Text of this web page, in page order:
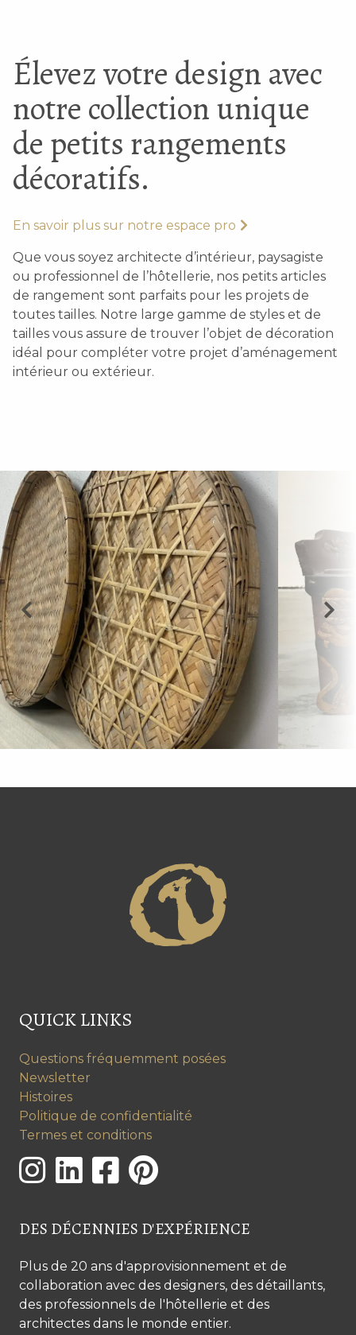
Élevez votre design avec
notre collection unique
de petits rangements
décoratifs.
En savoir plus sur notre espace pro
Que vous soyez architecte d’intérieur, paysagiste
ou professionnel de l’hôtellerie, nos petits articles
de rangement sont parfaits pour les projets de
toutes tailles. Notre large gamme de styles et de
tailles vous assure de trouver l’objet de décoration
idéal pour compléter votre projet d’aménagement
intérieur ou extérieur.
QUICK LINKS
Questions fréquemment posées
Newsletter
Histoires
Politique de confidentialité
Termes et conditions
DES DÉCENNIES D'EXPÉRIENCE
Plus de 20 ans d'approvisionnement et de
collaboration avec des designers, des détaillants,
des professionnels de l'hôtellerie et des
architectes dans le monde entier.